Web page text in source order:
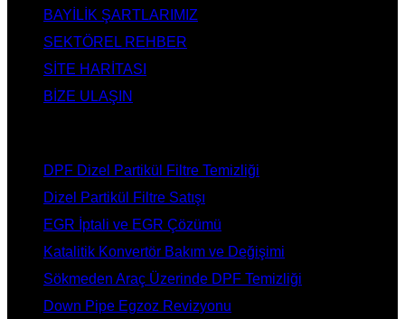
BAYİLİK ŞARTLARIMIZ
SEKTÖREL REHBER
SİTE HARİTASI
BİZE ULAŞIN
DPF Dizel Partikül Filtre Temizliği
Dizel Partikül Filtre Satışı
EGR İptali ve EGR Çözümü
Katalitik Konvertör Bakım ve Değişimi
Sökmeden Araç Üzerinde DPF Temizliği
Down Pipe Egzoz Revizyonu